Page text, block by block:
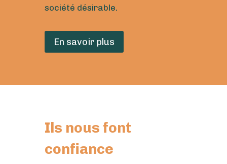
société désirable.
En savoir plus
Ils nous font
confiance